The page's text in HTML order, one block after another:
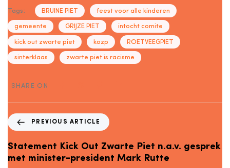
Tags: BRUINE PIET feest voor alle kinderen
gemeente GRIJZE PIET intocht comite
kick out zwarte piet kozp ROETVEEGPIET
sinterklaas zwarte piet is racisme
SHARE ON
PREVIOUS ARTICLE
Statement Kick Out Zwarte Piet n.a.v. gesprek
met minister-president Mark Rutte